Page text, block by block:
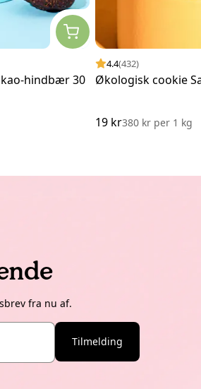
hindbær 30
4.4(432)
Økologisk cookie
19 kr380 kr per1 kg
fra nu af.
Tilmelding